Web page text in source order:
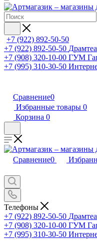
+7 (922) 892-50-50
+7 (922) 892-50-50
+7 (908) 320-10-00 ГУМ
+7 (995) 310-30-50
Сравнение0
Избранные товары 0
Корзина 0
Сравнение0
Телефоны
+7 (922) 892-50-50
+7 (908) 320-10-00 ГУМ
+7 (995) 310-30-50